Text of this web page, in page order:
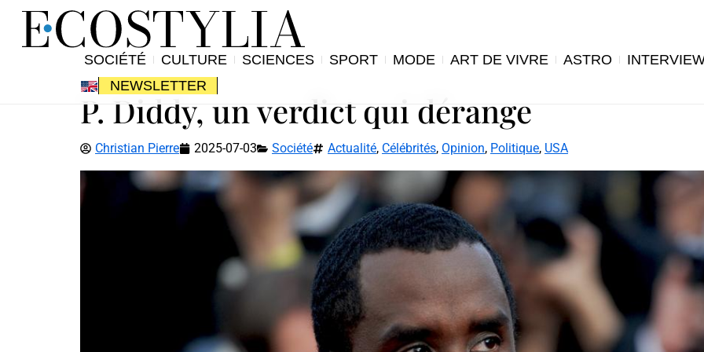
SOCIÉTÉ CULTURE SCIENCES SPORT MODE ART DE VIVRE ASTRO
NEWSLETTER
P. Diddy, un verdict qui dérange
Christian Pierre 2025-07-03 Société Actualité, Célébrités, Opinion, Politique, USA